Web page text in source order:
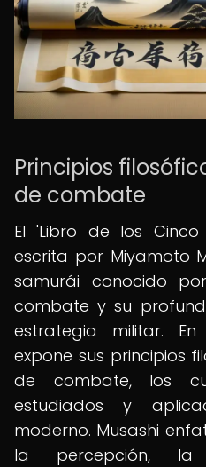
Principios
de combate
El 'Libro de los
escrita por Miyamoto
samurái conocido
combate y su
estrategia militar.
expone sus principios
de combate, los
estudiados y
moderno. Musashi
la percepción,